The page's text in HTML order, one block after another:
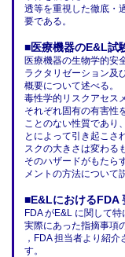
透等を重視した徹底・
要である。
■医療機器のE&L試
医療機器の生物学的安
ラクタリゼーション及
概要について述べる。
毒性学的リスクアセス
それぞれ固有の有害性
ことのない性質であり
とによって引き起こさ
スクの大きさは変わる
そのハザードがもたら
メントの方法について
■E&LにおけるFDA
FDA がE&L に関して
実際にあった指摘事項
，FDA 担当者より紹
す。